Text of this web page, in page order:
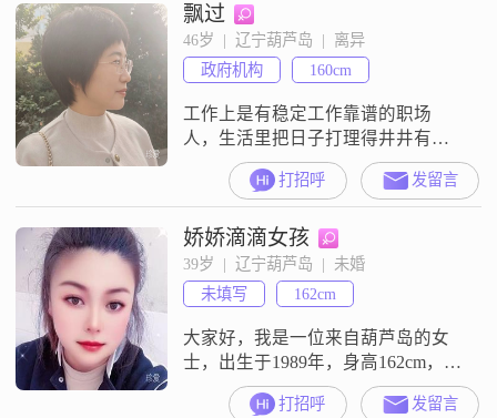
给周围的人带来温暖和快乐
##3002##我觉得自己最大的特点是
善解人意和富有同理心##3002##在
生活中，我常常能够理解他人的感
受和需求，并尽力去
飘过
46岁  |  辽宁葫芦岛  |  离异
政府机构
160cm
工作上是有稳定工作靠谱的职场
人，生活里把日子打理得井井有
条，有运动，旅行，读书的小爱好
##3002##感情里看重相处的松弛
感，希望你成熟##3001##真诚
##3001##通透##3001##有分寸，互
相温暖，互相尊重，做彼此生活里
舒服的陪伴者##3002##
打招呼 发留言
娇娇滴滴女孩
39岁  |  辽宁葫芦岛  |  未婚
未填写
162cm
大家好，我是一位来自葫芦岛的女
士，出生于1989年，身高162cm，拥
有大专学历##3002##我性格随和，
善解人意，总是能站在他人的角度
打招呼 发留言